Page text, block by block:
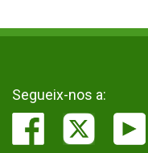
Segueix-nos a: